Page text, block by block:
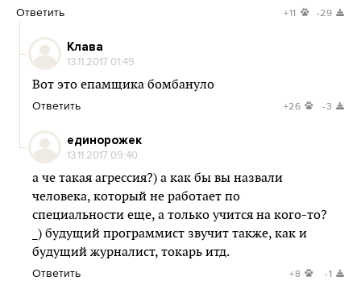
Ответить +11 -29
Клава
13.11.2017 01:49
Вот это епамщика бомбануло
Ответить +26 -3
единорожек
13.11.2017 09:40
а че такая агрессия?) а как бы вы назвали
человека, который не работает по
специальности еще, а только учится на кого-то?
_) будущий программист звучит также, как и
будущий журналист, токарь итд.
Ответить +8 -1